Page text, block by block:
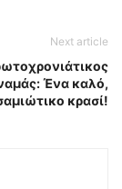
Next article
Ένα καλό,
κρασί!